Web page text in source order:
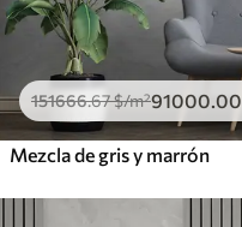
151666.67$/m²91000.00
Mezcla de gris y marrón